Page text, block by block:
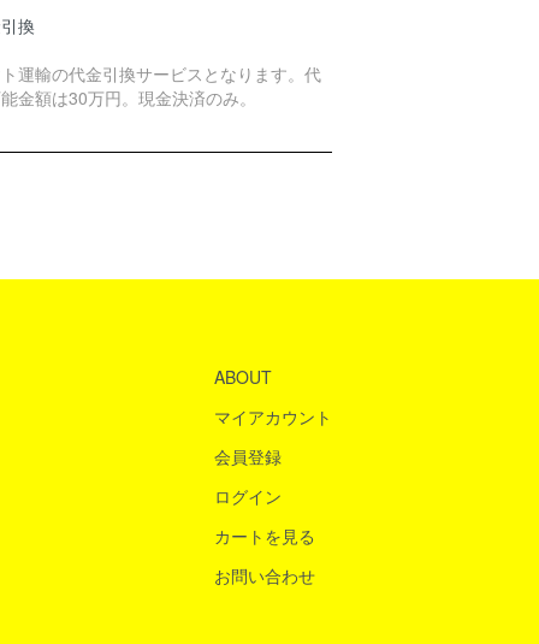
換
運輸の代金引換サービスとなります。代
金額は30万円。現金決済のみ。
ABOUT
マイアカウント
会員登録
ログイン
カートを見る
お問い合わせ